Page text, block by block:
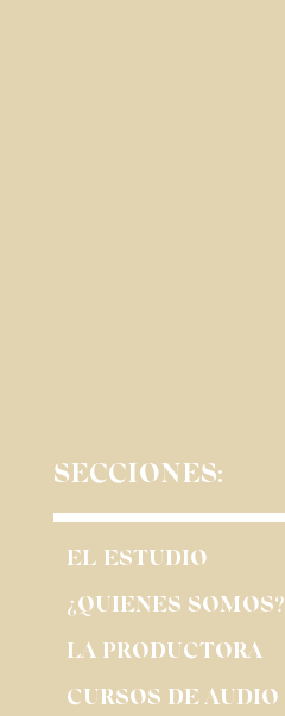
SECCIONES:
EL ESTUDIO
¿QUIENES SOMOS?
LA PRODUCTORA
CURSOS DE AUDIO